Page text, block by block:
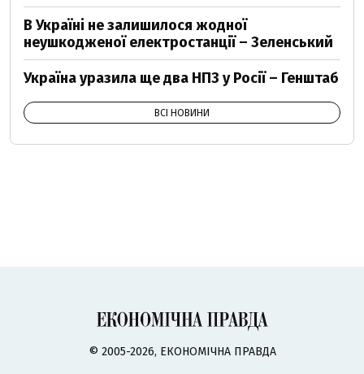
В Україні не залишилося жодної
неушкодженої електростанції – Зеленський
Україна уразила ще два НПЗ у Росії – Генштаб
ВСІ НОВИНИ
© 2005-2026, ЕКОНОМІЧНА ПРАВДА